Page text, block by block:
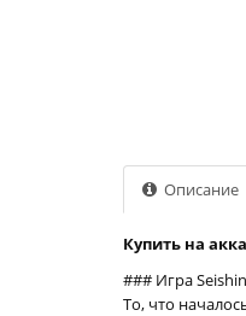
Описание
Купить на
### Игра
То, что